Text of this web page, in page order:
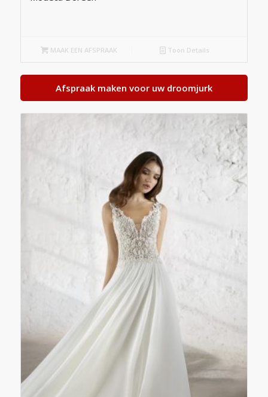
MAAK EEN AFSPRAAK Toon Details
Afspraak maken voor uw droomjurk